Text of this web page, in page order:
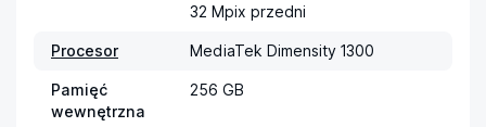
32 Mpix przedni
Procesor MediaTek Dimensity 1300
Pamięć
wewnętrzna
256 GB